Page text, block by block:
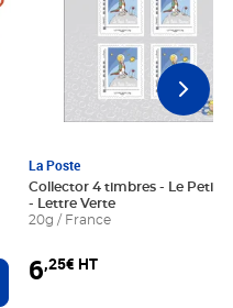
au panier
La Poste
Collector 4 timbres - Le Petit
- Lettre Verte
20g / France
6,25€ HT